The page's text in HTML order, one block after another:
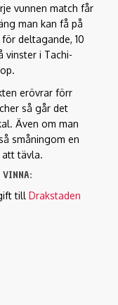
vunnen match får
man kan få på
deltagande, 10
vinster i Tachi-
erövrar förr
så går det
Även om man
småningom en
att tävla.
VINNA:
till Drakstaden